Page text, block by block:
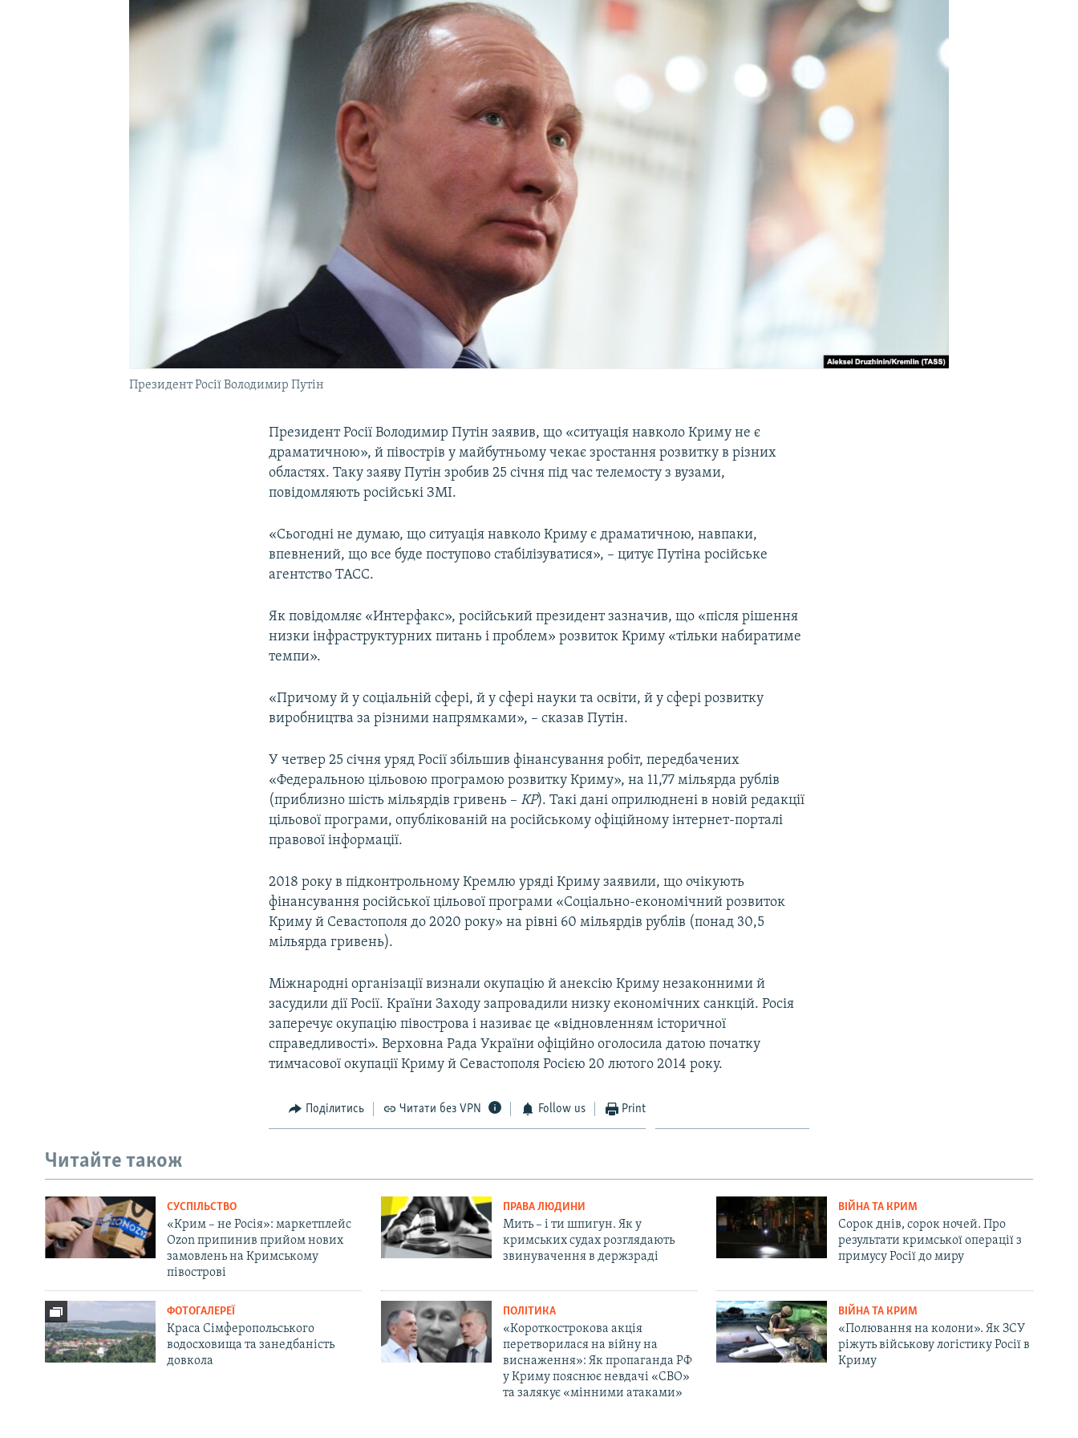
Президент Росії Володимир Путін
Президент Росії Володимир Путін заявив, що «ситуація навколо Криму не є
драматичною», й півострів у майбутньому чекає зростання розвитку в різних
областях. Таку заяву Путін зробив 25 січня під час телемосту з вузами,
повідомляють російські ЗМІ.
«Сьогодні не думаю, що ситуація навколо Криму є драматичною, навпаки,
впевнений, що все буде поступово стабілізуватися», – цитує Путіна російське
агентство ТАСС.
Як повідомляє «Интерфакс», російський президент зазначив, що «після рішення
низки інфраструктурних питань і проблем» розвиток Криму «тільки набиратиме
темпи».
«Причому й у соціальній сфері, й у сфері науки та освіти, й у сфері розвитку
виробництва за різними напрямками», – сказав Путін.
У четвер 25 січня уряд Росії збільшив фінансування робіт, передбачених
«Федеральною цільовою програмою розвитку Криму», на 11,77 мільярда рублів
(приблизно шість мільярдів гривень –КР). Такі дані оприлюднені в новій редакції
цільової програми, опублікованій на російському офіційному інтернет-порталі
правової інформації.
2018 року в підконтрольному Кремлю уряді Криму заявили, що очікують
фінансування російської цільової програми «Соціально-економічний розвиток
Криму й Севастополя до 2020 року» на рівні 60 мільярдів рублів (понад 30,5
мільярда гривень).
Міжнародні організації визнали окупацію й анексію Криму незаконними й
засудили дії Росії. Країни Заходу запровадили низку економічних санкцій. Росія
заперечує окупацію півострова і називає це «відновленням історичної
справедливості». Верховна Рада України офіційно оголосила датою початку
тимчасової окупації Криму й Севастополя Росією 20 лютого 2014 року.
Поділитись Читати без VPN Follow us Print
Читайте також
СУСПІЛЬСТВО
«Крим – не Росія»: маркетплейс
Ozon припинив прийом нових
замовлень на Кримському
півострові
ПРАВА ЛЮДИНИ
Мить – і ти шпигун. Як у
кримських судах розглядають
звинувачення в держзраді
ВІЙНА ТА КРИМ
Сорок днів, сорок ночей. Про
результати кримської операції з
примусу Росії до миру
ФОТОГАЛЕРЕЇ
Краса Сімферопольського
водосховища та занедбаність
довкола
ПОЛІТИКА
«Короткострокова акція
перетворилася на війну на
виснаження»: Як пропаганда РФ
у Криму пояснює невдачі «СВО»
та залякує «мінними атаками»
ВІЙНА ТА КРИМ
«Полювання на колони». Як ЗСУ
ріжуть військову логістику Росії в
Криму